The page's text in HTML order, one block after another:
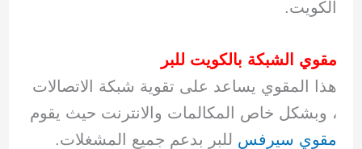
الكويت.
مقوي الشبكة بالكويت للبر
هذا المقوي يساعد على تقوية شبكة الاتصالات
، وبشكل خاص المكالمات والانترنت حيث يقوم
مقوي سيرفس للبر بدعم جميع المشغلات.